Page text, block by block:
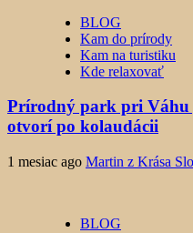
BLOG
Kam do prírody
Kam na turistiku
Kde relaxovať
Prírodný park pri Váhu
otvorí po kolaudácii
1 mesiac ago Martin z Krása
BLOG